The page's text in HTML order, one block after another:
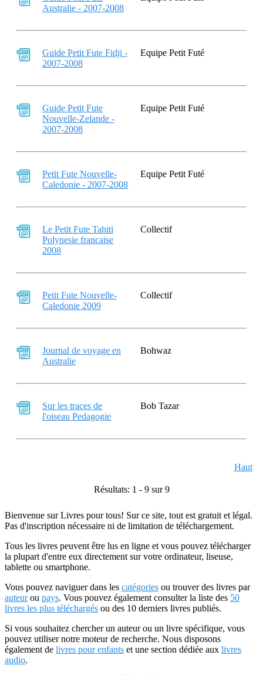
Australie - 2007-2008
Guide Petit Fute Fidji -
2007-2008
Equipe Petit Futé
Guide Petit Fute
Nouvelle-Zelande -
2007-2008
Equipe Petit Futé
Petit Fute Nouvelle-
Caledonie - 2007-2008
Equipe Petit Futé
Le Petit Fute Tahiti
Polynesie francaise
2008
Collectif
Petit Fute Nouvelle-
Caledonie 2009
Collectif
Journal de voyage en
Australie
Bohwaz
Sur les traces de
l'oiseau Pedagogie
Bob Tazar
Haut
Résultats: 1 - 9 sur 9
Bienvenue sur Livres pour tous! Sur ce site, tout est gratuit et légal.
Pas d'inscription nécessaire ni de limitation de téléchargement.
Tous les livres peuvent être lus en ligne et vous pouvez télécharger
la plupart d'entre eux directement sur votre ordinateur, liseuse,
tablette ou smartphone.
Vous pouvez naviguer dans les catégories ou trouver des livres par
auteurou pays. Vous pouvez également consulter la liste des 50
livres les plus téléchargés ou des 10 derniers livres publiés.
Si vous souhaitez chercher un auteur ou un livre spécifique, vous
pouvez utiliser notre moteur de recherche. Nous disposons
également de livres pour enfants et une section dédiée aux livres
audio.